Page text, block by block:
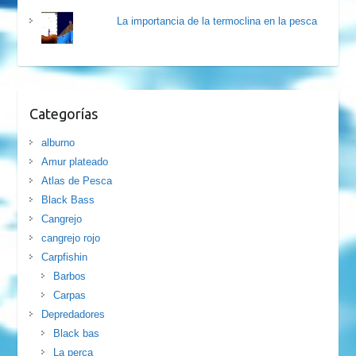
La importancia de la termoclina en la pesca
Categorías
alburno
Amur plateado
Atlas de Pesca
Black Bass
Cangrejo
cangrejo rojo
Carpfishin
Barbos
Carpas
Depredadores
Black bas
La perca